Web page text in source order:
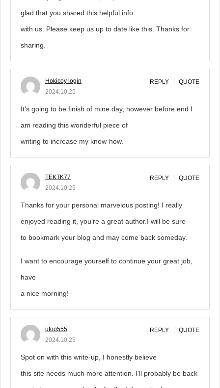
glad that you shared this helpful info
with us. Please keep us up to date like this. Thanks for
sharing.
Hokicoy login
2024.10.25
REPLY QUOTE
It’s going to be finish of mine day, however before end I
am reading this wonderful piece of
writing to increase my know-how.
TEKTK77
2024.10.25
REPLY QUOTE
Thanks for your personal marvelous posting! I really
enjoyed reading it, you’re a great author.I will be sure
to bookmark your blog and may come back someday.
I want to encourage yourself to continue your great job,
have
a nice morning!
ufoo555
2024.10.25
REPLY QUOTE
Spot on with this write-up, I honestly believe
this site needs much more attention. I’ll probably be back